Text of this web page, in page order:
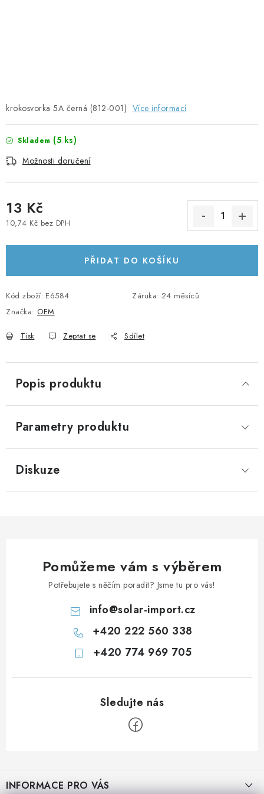
KONTAKTY
POŠTOVNÉ A DOPRAVA
OBCHODNÍ PODMÍNKY
SOLÁRNÍ NABÍJEČKY
SOLÁRNÍ REGULÁTORY
MĚNIČE NAPĚTÍ
OVLÁDÁNÍ A MONITORING
JIŠTĚNÍ DC
KABELY A KONEKTORY
POWERBANKY
PŘÍSLUŠENSTVÍ
Prodejna NEHVIZDY
Prodejna ÚSTÍ n. LABEM
KONTAKTY
POŠTOVNÉ A DOPRAVA
OBCHODNÍ PODMÍNKY
OVĚŘOVÁNÍ RECENZÍ
ZPĚTNÝ ODBĚR ELEKTROZAŘÍZENÍ, BATERIÍ A
krokosvorka 5A černá (812-001) Více informací
Skladem (5 ks)
Možnosti doručení
13 Kč
10,74 Kč bez DPH
PŘIDAT DO KOŠÍKU
Kód zboží: E6584 Záruka: 24 měsíců
Značka: OEM
Tisk Zeptat se Sdílet
Popis produktu
Parametry produktu
Diskuze
Pomůžeme vám s výběrem
Potřebujete s něčím poradit? Jsme tu pro vás!
info@solar-import.cz
+420 222 560 338
+420 774 969 705
INFORMACE PRO VÁS